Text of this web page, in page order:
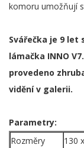
komoru umožňují
Svářečka je 9 let
lámačka INNO
provedeno
vidění v galerii.
Parametry:
Rozměry
130